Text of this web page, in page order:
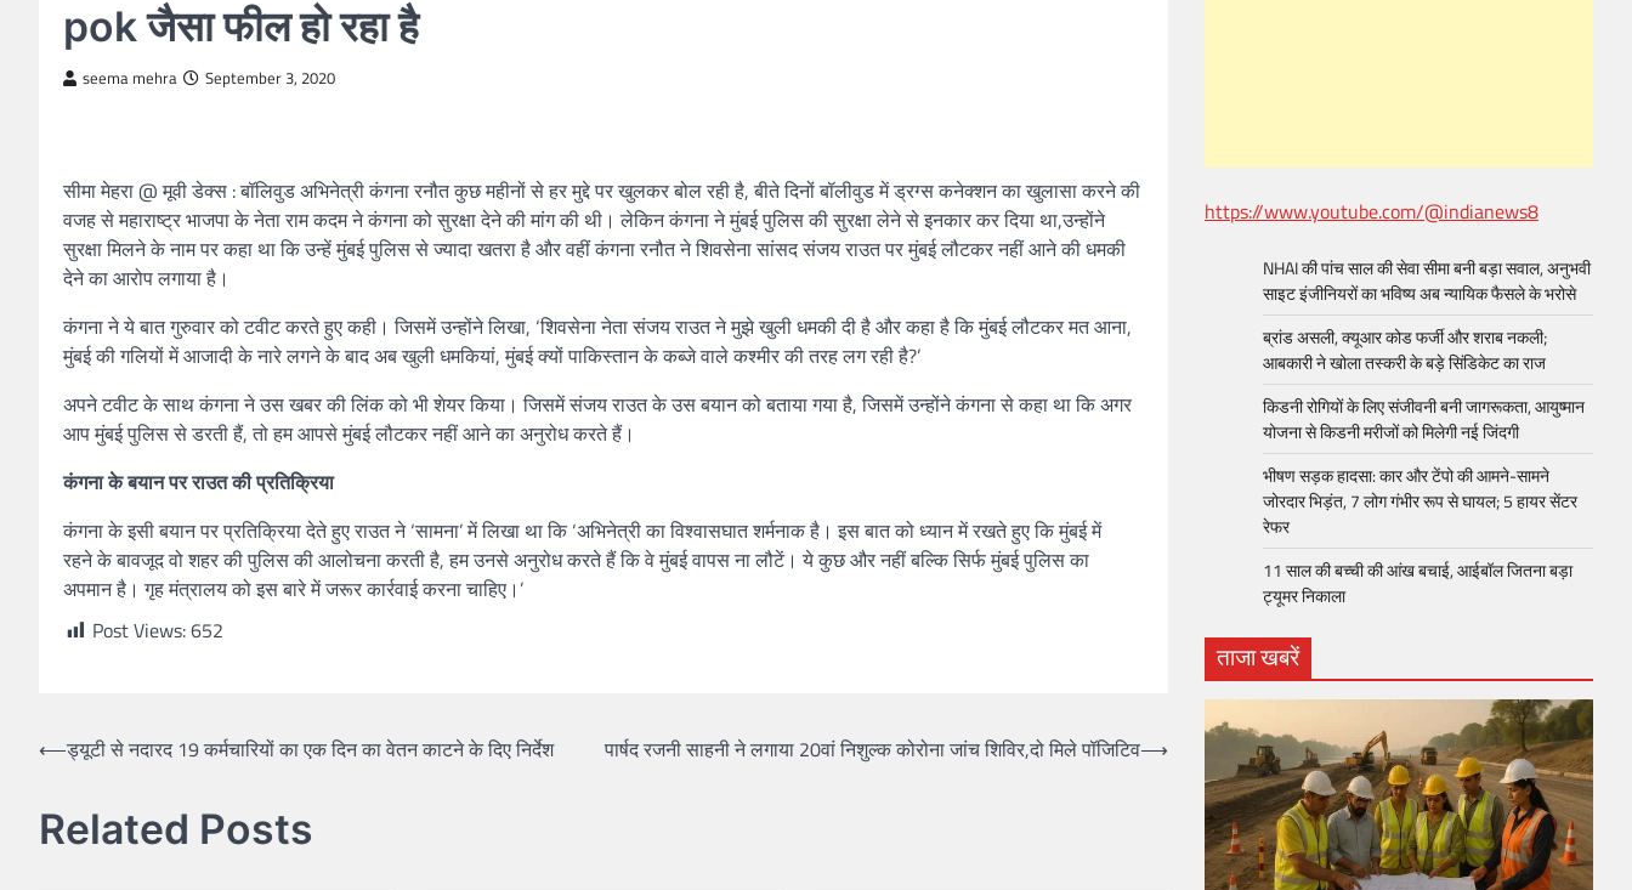
pok जैसा फील हो रहा है
seema mehra September 3, 2020
सीमा मेहरा @ मूवी डेक्स : बॉलिवुड अभिनेत्री कंगना रनौत कुछ महीनों से हर मुद्दे पर खुलकर बोल रही है, बीते दिनों बॉलीवुड में ड्रग्स कनेक्शन का खुलासा करने की
वजह से महाराष्ट्र भाजपा के नेता राम कदम ने कंगना को सुरक्षा देने की मांग की थी। लेकिन कंगना ने मुंबई पुलिस की सुरक्षा लेने से इनकार कर दिया था,उन्होंने
सुरक्षा मिलने के नाम पर कहा था कि उन्हें मुंबई पुलिस से ज्यादा खतरा है और वहीं कंगना रनौत ने शिवसेना सांसद संजय राउत पर मुंबई लौटकर नहीं आने की धमकी
देने का आरोप लगाया है।
कंगना ने ये बात गुरुवार को टवीट करते हुए कही। जिसमें उन्होंने लिखा, ‘शिवसेना नेता संजय राउत ने मुझे खुली धमकी दी है और कहा है कि मुंबई लौटकर मत आना,
मुंबई की गलियों में आजादी के नारे लगने के बाद अब खुली धमकियां, मुंबई क्यों पाकिस्तान के कब्जे वाले कश्मीर की तरह लग रही है?’
अपने टवीट के साथ कंगना ने उस खबर की लिंक को भी शेयर किया। जिसमें संजय राउत के उस बयान को बताया गया है, जिसमें उन्होंने कंगना से कहा था कि अगर
आप मुंबई पुलिस से डरती हैं, तो हम आपसे मुंबई लौटकर नहीं आने का अनुरोध करते हैं।
कंगना के बयान पर राउत की प्रतिक्रिया
कंगना के इसी बयान पर प्रतिक्रिया देते हुए राउत ने ‘सामना’ में लिखा था कि ‘अभिनेत्री का विश्वासघात शर्मनाक है। इस बात को ध्यान में रखते हुए कि मुंबई में
रहने के बावजूद वो शहर की पुलिस की आलोचना करती है, हम उनसे अनुरोध करते हैं कि वे मुंबई वापस ना लौटें। ये कुछ और नहीं बल्कि सिर्फ मुंबई पुलिस का
अपमान है। गृह मंत्रालय को इस बारे में जरूर कार्रवाई करना चाहिए।’
Post Views:652
⟵ड्यूटी से नदारद 19 कर्मचारियों का एक दिन का वेतन काटने के दिए निर्देश पार्षद रजनी साहनी ने लगाया 20वां निशुल्क कोरोना जांच शिविर,दो मिले पॉजिटिव⟶
Related Posts
https://www.youtube.com/@indianews8
NHAI की पांच साल की सेवा सीमा बनी बड़ा सवाल, अनुभवी
साइट इंजीनियरों का भविष्य अब न्यायिक फैसले के भरोसे
ब्रांड असली, क्यूआर कोड फर्जी और शराब नकली;
आबकारी ने खोला तस्करी के बड़े सिंडिकेट का राज
किडनी रोगियों के लिए संजीवनी बनी जागरूकता, आयुष्मान
योजना से किडनी मरीजों को मिलेगी नई जिंदगी
भीषण सड़क हादसा: कार और टेंपो की आमने-सामने
जोरदार भिड़ंत, 7 लोग गंभीर रूप से घायल; 5 हायर सेंटर
रेफर​
11 साल की बच्ची की आंख बचाई, आईबॉल जितना बड़ा
ट्यूमर निकाला
ताजा खबरें